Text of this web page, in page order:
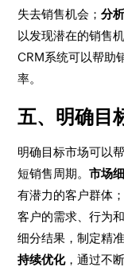
失去销售机会；分
以发现潜在的销售
CRM系统可以帮助
率。
五、明确目
明确目标市场可以
短销售周期。市场
有潜力的客户群体
客户的需求、行为
细分结果，制定精
持续优化，通过不